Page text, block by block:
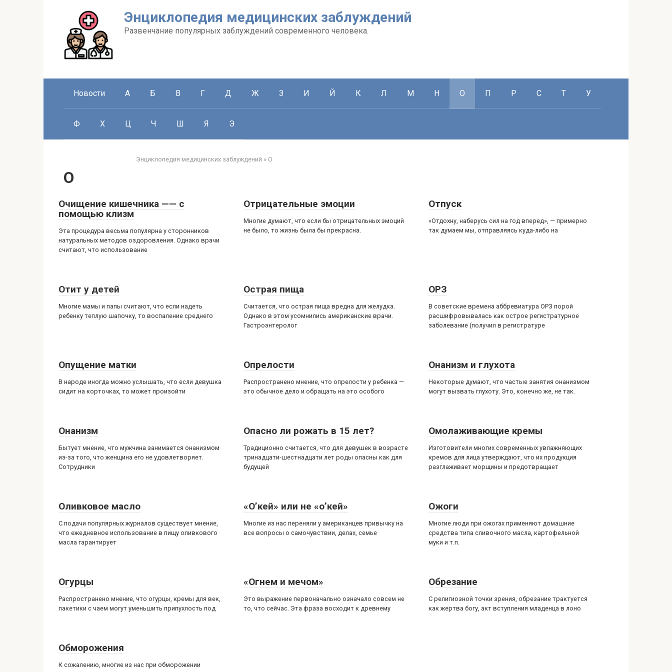
Энциклопедия медицинских заблуждений
Развенчание популярных заблуждений современного человека.
Новости А Б В Г Д Ж З И Й К Л М Н О П Р С Т У
Ф Х Ц Ч Ш Я Э
Энциклопедия медицинских заблуждений » О
О
Очищение кишечника —— с
помощью клизм
Эта процедура весьма популярна у сторонников
натуральных методов оздоровления. Однако врачи
считают, что использование
Отрицательные эмоции
Многие думают, что если бы отрицательных эмоций
не было, то жизнь была бы прекрасна.
Отпуск
«Отдохну, наберусь сил на год вперед», — примерно
так думаем мы, отправляясь куда-либо на
Отит у детей
Многие мамы и папы считают, что если надеть
ребенку теплую шапочку, то воспаление среднего
Острая пища
Считается, что острая пища вредна для желудка.
Однако в этом усомнились американские врачи.
Гастроэнтеролог
ОРЗ
В советские времена аббревиатура ОРЗ порой
расшифровывалась как острое регистратурное
заболевание (получил в регистратуре
Опущение матки
В народе иногда можно услышать, что если девушка
сидит на корточках, то может произойти
Опрелости
Распространено мнение, что опрелости у ребенка —
это обычное дело и обращать на это особого
Онанизм и глухота
Некоторые думают, что частые занятия онанизмом
могут вызвать глухоту. Это, конечно же, не так.
Онанизм
Бытует мнение, что мужчина занимается онанизмом
из-за того, что женщина его не удовлетворяет.
Сотрудники
Опасно ли рожать в 15 лет?
Традиционно считается, что для девушек в возрасте
тринадцати-шестнадцати лет роды опасны как для
будущей
Омолаживающие кремы
Изготовители многих современных увлажняющих
кремов для лица утверждают, что их продукция
разглаживает морщины и предотвращает
Оливковое масло
С подачи популярных журналов существует мнение,
что ежедневное использование в пищу оливкового
масла гарантирует
«О’кей» или не «о’кей»
Многие из нас переняли у американцев привычку на
все вопросы о самочувствии, делах, семье
Ожоги
Многие люди при ожогах применяют домашние
средства типа сливочного масла, картофельной
муки и т.п.
Огурцы
Распространено мнение, что огурцы, кремы для век,
пакетики с чаем могут уменьшить припухлость под
«Огнем и мечом»
Это выражение первоначально означало совсем не
то, что сейчас. Эта фраза восходит к древнему
Обрезание
С религиозной точки зрения, обрезание трактуется
как жертва богу, акт вступления младенца в лоно
Обморожения
К сожалению, многие из нас при обморожении